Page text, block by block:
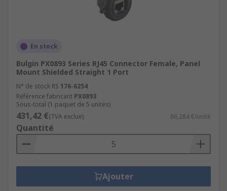
En stock
Bulgin PX0893 Series RJ45 Connector Female, Panel
Mount Shielded Straight 1 Port
N° de stock RS 176-6254
Référence fabricant PX0893
Sous-total (1 paquet de 5 unités)
431,42 €(TVA exclue) 86,284 €/unité
Quantité
Ajouter